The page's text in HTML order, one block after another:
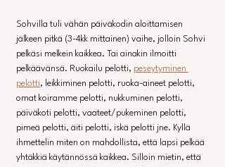
Sohvilla tuli vähän päiväkodin aloittamisen
jälkeen pitkä (3-4kk mittainen) vaihe, jolloin Sohvi
pelkäsi melkein kaikkea. Tai ainakin ilmoitti
pelkäävänsä. Ruokailu pelotti, peseytyminen
pelotti, leikkiminen pelotti, ruoka-aineet pelotti,
omat koiramme pelotti, nukkuminen pelotti,
päiväkoti pelotti, vaateet/pukeminen pelotti,
pimeä pelotti, äiti pelotti, iskä pelotti jne. Kyllä
ihmettelin miten on mahdollista, että lapsi pelkää
yhtäkkiä käytännössä kaikkea. Silloin mietin, että